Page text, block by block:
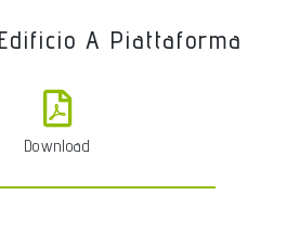
A Piattaforma
Download